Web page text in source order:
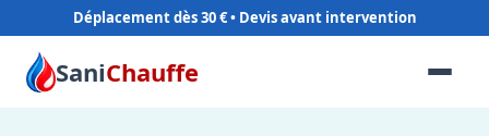
Déplacement dès 30 €
SaniChauffe